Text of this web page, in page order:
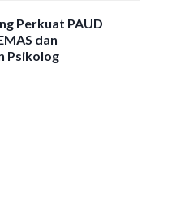
Perkuat PAUD
dan
Psikolog